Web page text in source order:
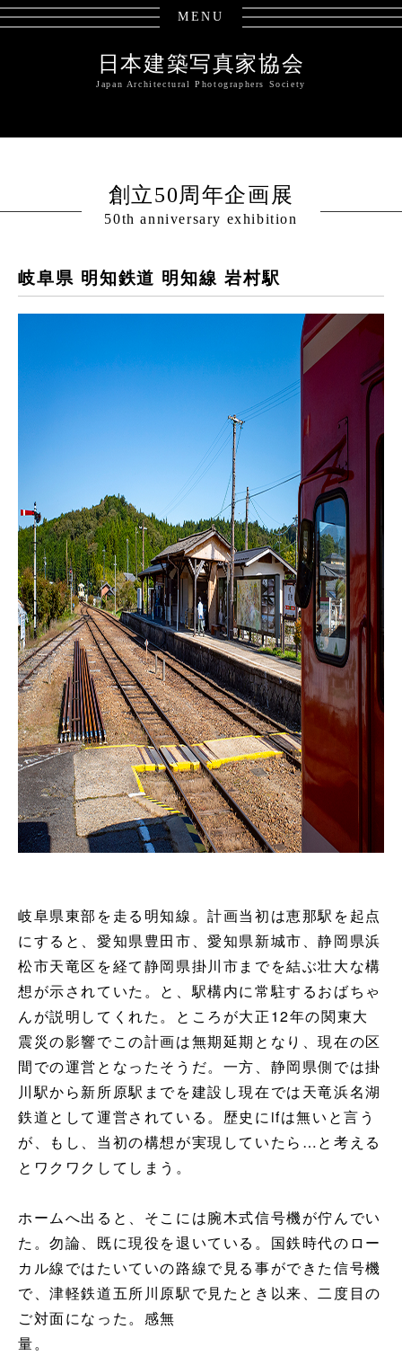
MENU
日本建築写真家協会
Japan Architectural Photographers Society
創立50周年企画展
50th anniversary exhibition
岐阜県 明知鉄道 明知線 岩村駅
岐阜県東部を走る明知線。計画当初は恵那駅を起点
にすると、愛知県豊田市、愛知県新城市、静岡県浜
松市天竜区を経て静岡県掛川市までを結ぶ壮大な構
想が示されていた。と、駅構内に常駐するおばちゃ
んが説明してくれた。ところが大正12年の関東大
震災の影響でこの計画は無期延期となり、現在の区
間での運営となったそうだ。一方、静岡県側では掛
川駅から新所原駅までを建設し現在では天竜浜名湖
鉄道として運営されている。歴史にifは無いと言う
が、もし、当初の構想が実現していたら…と考える
とワクワクしてしまう。
ホームへ出ると、そこには腕木式信号機が佇んでい
た。勿論、既に現役を退いている。国鉄時代のロー
カル線ではたいていの路線で見る事ができた信号機
で、津軽鉄道五所川原駅で見たとき以来、二度目の
ご対面になった。感無
量